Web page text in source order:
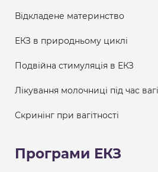
Відкладене материнство
ЕКЗ в природньому циклі
Подвійна стимуляція в ЕКЗ
Лікування молочниці під час
Скринінг при вагітності
Програми ЕКЗ